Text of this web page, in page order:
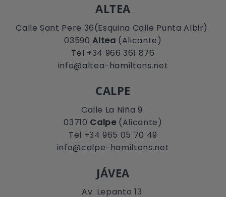
ALTEA
Calle Sant Pere 36(Esquina Calle Punta Albir)
03590Altea (Alicante)
Tel +34 966 361 876
info@altea-hamiltons.net
CALPE
Calle La Niña 9
03710 Calpe(Alicante)
Tel +34 965 05 70 49
info@calpe-hamiltons.net
JÁVEA
Av. Lepanto 13